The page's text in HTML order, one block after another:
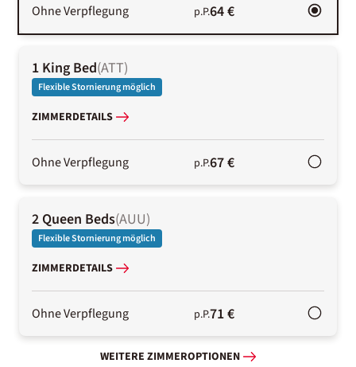
Ohne Verpflegung p.P.64 €
1 King Bed(ATT)
Flexible Stornierung möglich
ZIMMERDETAILS
Ohne Verpflegung p.P.67 €
2 Queen Beds(AUU)
Flexible Stornierung möglich
ZIMMERDETAILS
Ohne Verpflegung p.P.71 €
WEITERE ZIMMEROPTIONEN